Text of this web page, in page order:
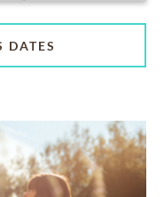
DATES